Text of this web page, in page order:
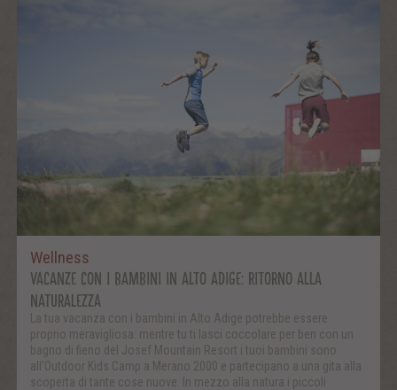
Wellness
VACANZE CON I BAMBINI IN ALTO ADIGE: RITORNO ALLA
NATURALEZZA
La tua vacanza con i bambini in Alto Adige potrebbe essere
proprio meravigliosa: mentre tu ti lasci coccolare per ben con un
bagno di fieno del Josef Mountain Resort i tuoi bambini sono
all'Outdoor Kids Camp a Merano 2000 e partecipano a una gita alla
scoperta di tante cose nuove. In mezzo alla natura i piccoli